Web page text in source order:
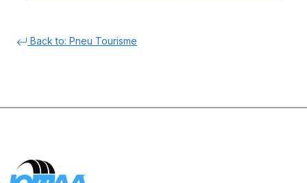
Back to: Pneu Tourisme